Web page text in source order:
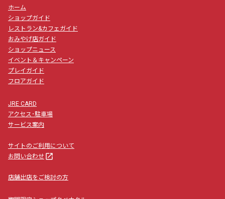
ホーム
ショップガイド
レストラン&カフェガイド
おみやげ店ガイド
ショップニュース
イベント＆キャンペーン
プレイガイド
フロアガイド
JRE CARD
アクセス･駐車場
サービス案内
サイトのご利用について
お問い合わせ launch
店舗出店をご検討の方